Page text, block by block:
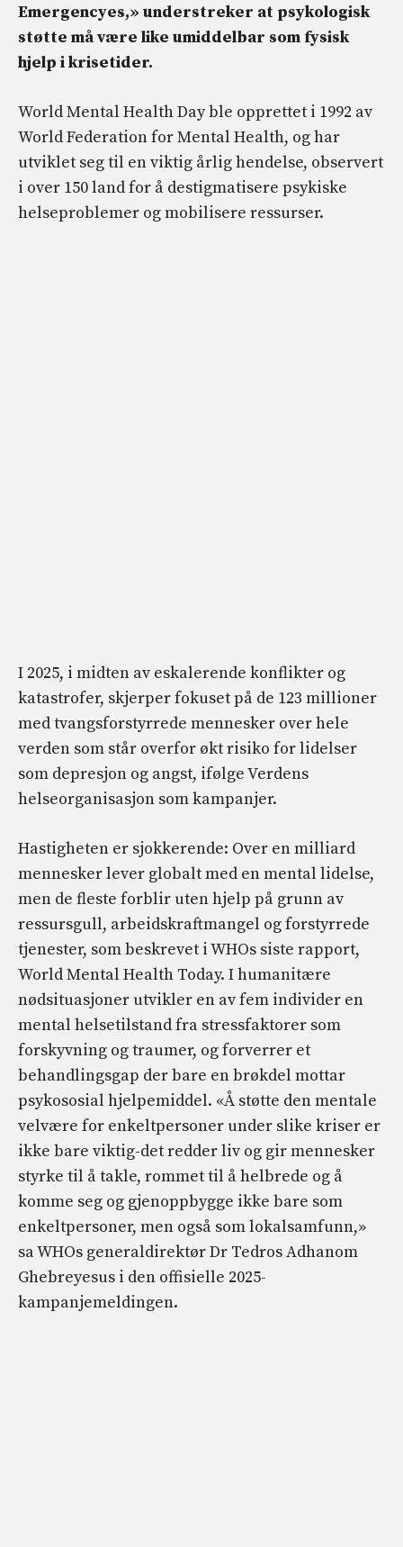
Emergencyes,» understreker at psykologisk
støtte må være like umiddelbar som fysisk
hjelp i krisetider.
World Mental Health Day ble opprettet i 1992 av
World Federation for Mental Health, og har
utviklet seg til en viktig årlig hendelse, observert
i over 150 land for å destigmatisere psykiske
helseproblemer og mobilisere ressurser.
I 2025, i midten av eskalerende konflikter og
katastrofer, skjerper fokuset på de 123 millioner
med tvangsforstyrrede mennesker over hele
verden som står overfor økt risiko for lidelser
som depresjon og angst, ifølge Verdens
helseorganisasjon som kampanjer.
Hastigheten er sjokkerende: Over en milliard
mennesker lever globalt med en mental lidelse,
men de fleste forblir uten hjelp på grunn av
ressursgull, arbeidskraftmangel og forstyrrede
tjenester, som beskrevet i WHOs siste rapport,
World Mental Health Today. I humanitære
nødsituasjoner utvikler en av fem individer en
mental helsetilstand fra stressfaktorer som
forskyvning og traumer, og forverrer et
behandlingsgap der bare en brøkdel mottar
psykososial hjelpemiddel. «Å støtte den mentale
velvære for enkeltpersoner under slike kriser er
ikke bare viktig-det redder liv og gir mennesker
styrke til å takle, rommet til å helbrede og å
komme seg og gjenoppbygge ikke bare som
enkeltpersoner, men også som lokalsamfunn,»
sa WHOs generaldirektør Dr Tedros Adhanom
Ghebreyesus i den offisielle 2025-
kampanjemeldingen.